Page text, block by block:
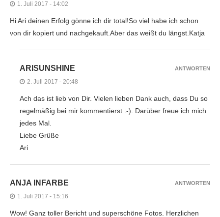
1. Juli 2017 - 14:02
Hi Ari deinen Erfolg gönne ich dir total!So viel habe ich schon
von dir kopiert und nachgekauft.Aber das weißt du längst.Katja
ARISUNSHINE
2. Juli 2017 - 20:48
Ach das ist lieb von Dir. Vielen lieben Dank auch, dass Du so
regelmäßig bei mir kommentierst :-). Darüber freue ich mich
jedes Mal.
Liebe Grüße
Ari
ANTWORTEN
ANJA INFARBE
1. Juli 2017 - 15:16
Wow! Ganz toller Bericht und superschöne Fotos. Herzlichen
ANTWORTEN